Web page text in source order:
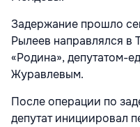
Задержание прошло
Рылеев направлялся в
«Родина», депутатом-
Журавлевым.
После операции по
депутат инициировал